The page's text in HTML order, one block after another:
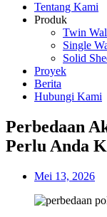
Tentang Kami
Produk
Twin
Single
Solid
Proyek
Berita
Hubungi Kami
Perbedaan
Perlu Anda
Mei 13, 2026